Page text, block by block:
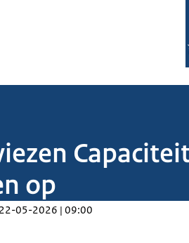
op
22-05-2026 | 09:00